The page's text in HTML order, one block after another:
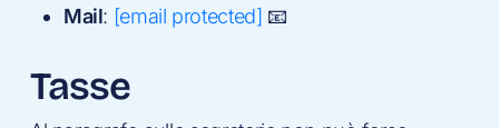
Mail: [email protected] 📧
Tasse